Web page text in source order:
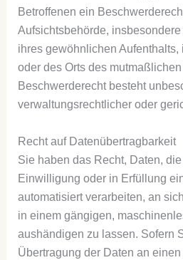
Betroffenen ein
Aufsichtsbehörde,
ihres gewöhnlichen Aufenthalts,
oder des Orts des
Beschwerderecht besteht
verwaltungsrechtlicher oder
Recht auf Daten­übertrag­barkeit
Sie haben das Recht, Daten,
Einwilligung oder in Erfüllung
automatisiert verarbeiten, an
in einem gängigen,
aushändigen zu lassen. Sofern
Übertragung der Daten an